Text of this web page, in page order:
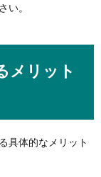
い。
メリット
具体的なメリット